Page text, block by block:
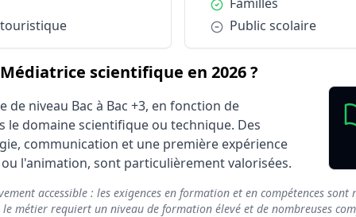
Public scolaire Neutre
Condition :
Public scolaire
scientifique en 2026 ?
de niveau Bac à Bac +3, en fonction de
le domaine scientifique ou technique. Des
communication et une première expérience
l'animation, sont particulièrement valorisées.
accessible : les exigences en formation et en compétences
métier requiert un niveau de formation élevé et de nombreuses